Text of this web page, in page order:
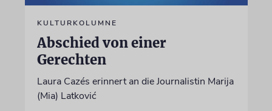
KULTURKOLUMNE
Abschied von einer
Gerechten
Laura Cazés erinnert an die Journalistin Marija
(Mia) Latković